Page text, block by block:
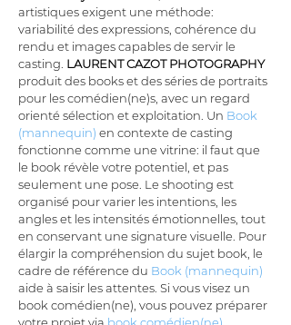
artistiques exigent une méthode:
variabilité des expressions, cohérence du
rendu et images capables de servir le
casting. LAURENT CAZOT PHOTOGRAPHY
produit des books et des séries de portraits
pour les comédien(ne)s, avec un regard
orienté sélection et exploitation. Un Book
(mannequin) en contexte de casting
fonctionne comme une vitrine: il faut que
le book révèle votre potentiel, et pas
seulement une pose. Le shooting est
organisé pour varier les intentions, les
angles et les intensités émotionnelles, tout
en conservant une signature visuelle. Pour
élargir la compréhension du sujet book, le
cadre de référence du Book (mannequin)
aide à saisir les attentes. Si vous visez un
book comédien(ne), vous pouvez préparer